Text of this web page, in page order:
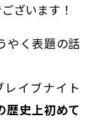
ざいます！
やく表題の話
イブナイト
歴史上初めて